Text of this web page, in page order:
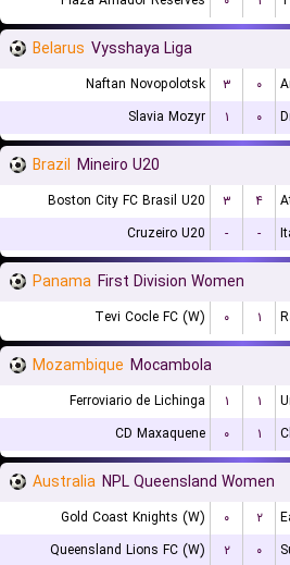
Belarus Vysshaya Liga
Naftan Novopolotsk ۳ ۰
Slavia Mozyr
۱ ۰
Brazil Mineiro U20
Boston City FC Brasil U20 ۳ ۴
Cruzeiro U20
- -
Panama First Division Women
Tevi Cocle FC (W) ۰ ۱
Mozambique Mocambola
Ferroviario de Lichinga ۱ ۱
CD Maxaquene
۰ ۱
Australia NPL Queensland Women
Gold Coast Knights (W) ۰ ۲
Queensland Lions FC (W)
۲ ۰